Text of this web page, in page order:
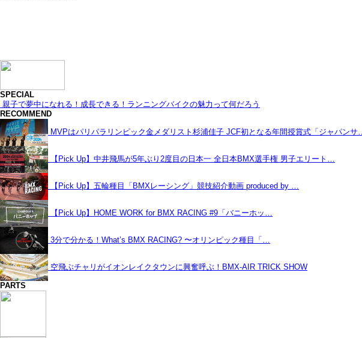
SPECIAL
親子で夢中になれる！成長できる！ランニングバイクの魅力って何だろう
RECOMMEND
MVPはパリパラリンピック金メダリスト杉浦佳子 JCF初となる年間授賞式「ジャパンサ…
【Pick Up】中井飛馬が5年ぶり2度目の日本一 全日本BMX選手権 男子エリート…
【Pick Up】五輪種目「BMXレーシング」競技紹介動画 produced by …
【Pick Up】HOME WORK for BMX RACING #9「バニーホッ…
3分で分かる！What’s BMX RACING? 〜オリンピック種目「…
空飛ぶチャリがイオンレイクタウンに興奮呼ぶ！BMX-AIR TRICK SHOW
PARTS